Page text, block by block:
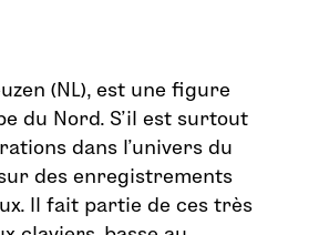
(NL), est une figure
du Nord. S’il est surtout
dans l’univers du
des enregistrements
Il fait partie de ces très